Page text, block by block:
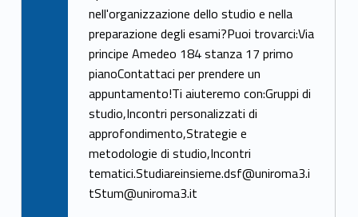
e
b
o
o
k
to
d
o
n
ai
l
ar
e
nell'organizzazione dello studio e nella
preparazione degli esami?Puoi trovarci:Via
principe Amedeo 184 stanza 17 primo
pianoContattaci per prendere un
appuntamento!Ti aiuteremo con:Gruppi di
studio,Incontri personalizzati di
approfondimento,Strategie e
metodologie di studio,Incontri
tematici.Studiareinsieme.dsf@uniroma3.i
tStum@uniroma3.it